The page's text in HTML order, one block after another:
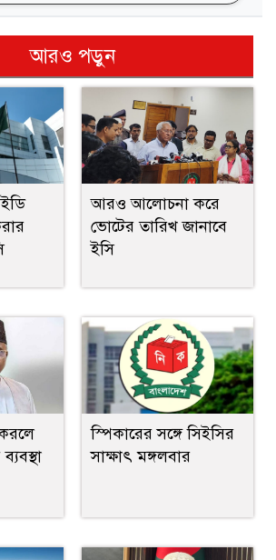
আরও পড়ুন
আরও আলোচনা করে
ভোটের তারিখ জানাবে
ইসি
স্পিকারের সঙ্গে সিইসির
সাক্ষাৎ মঙ্গলবার